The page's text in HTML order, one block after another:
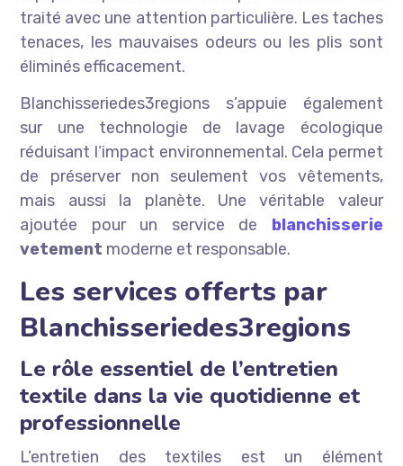
traité avec une attention particulière. Les taches
tenaces, les mauvaises odeurs ou les plis sont
éliminés efficacement.
Blanchisseriedes3regions s’appuie également
sur une technologie de lavage écologique
réduisant l’impact environnemental. Cela permet
de préserver non seulement vos vêtements,
mais aussi la planète. Une véritable valeur
ajoutée pour un service de blanchisserie
vetement moderne et responsable.
Les services offerts par
Blanchisseriedes3regions
Le rôle essentiel de l’entretien
textile dans la vie quotidienne et
professionnelle
L’entretien des textiles est un élément